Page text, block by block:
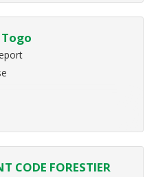
CODE FORESTIER